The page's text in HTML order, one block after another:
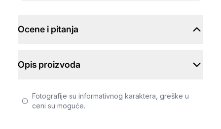
Ocene i pitanja
Opis proizvoda
Fotografije su informativnog karaktera, greške u
ceni su moguće.